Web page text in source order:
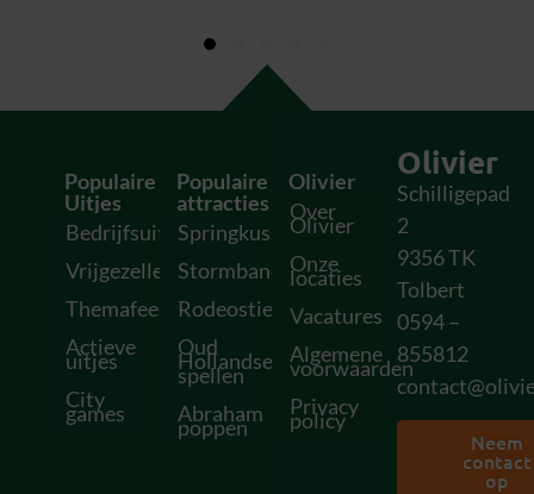
Populaire
Uitjes
Bedrijfsuitjes
Vrijgezellenfeesten
Themafeesten
Actieve
uitjes
City
games
Populaire
attracties
Springkussens
Stormbanen
Rodeostieren
Oud
Hollandse
spellen
Abraham
poppen
Olivier
Over
Olivier
Onze
locaties
Vacatures
Algemene
voorwaarden
Privacy
policy
Olivier
Schilligepad
2
9356 TK
Tolbert
0594 –
855812
Neem
contact
op